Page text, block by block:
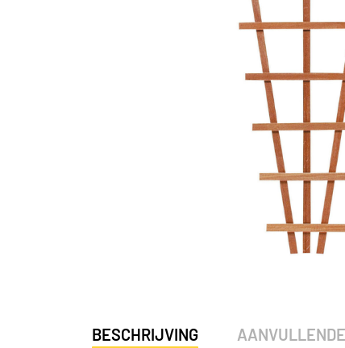
BESCHRIJVING